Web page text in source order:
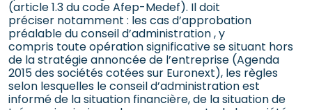
(article 1.3 du code Afep-Medef). Il doit
préciser notamment : les cas d’approbation
préalable du conseil d’administration , y
compris toute opération significative se situant hors
de la stratégie annoncée de l’entreprise (Agenda
2015 des sociétés cotées sur Euronext), les règles
selon lesquelles le conseil d’administration est
informé de la situation financière, de la situation de